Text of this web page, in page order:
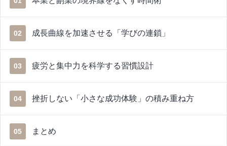
02 成長曲線を加速させる「学びの連鎖」
03 疲労と集中力を科学する習慣設計
04 挫折しない「小さな成功体験」の積み重ね方
05 まとめ